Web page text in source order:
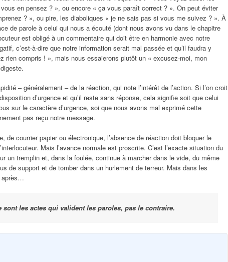
en pensez ? », ou encore « ça vous paraît correct ? ». On peut éviter
? », ou pire, les diaboliques « je ne sais pas si vous me suivez ? ». À
de parole à celui qui nous a écouté (dont nous avons vu dans le chapitre
est obligé à un commentaire qui doit être en harmonie avec notre
c’est-à-dire que notre information serait mal passée et qu’il faudra y
rien compris ! », mais nous essaierons plutôt un « excusez-moi, mon
– généralement – de la réaction, qui note l’intérêt de l’action. Si l’on croit
d’urgence et qu’il reste sans réponse, cela signifie soit que celui
sur le caractère d’urgence, soi que nous avons mal exprimé cette
pas reçu notre message.
de courrier papier ou électronique, l’absence de réaction doit bloquer le
Mais l’avance normale est proscrite. C’est l’exacte situation du
un tremplin et, dans la foulée, continue à marcher dans le vide, du même
de support et de tomber dans un hurlement de terreur. Mais dans les
après…
les actes qui valident les paroles, pas le contraire.